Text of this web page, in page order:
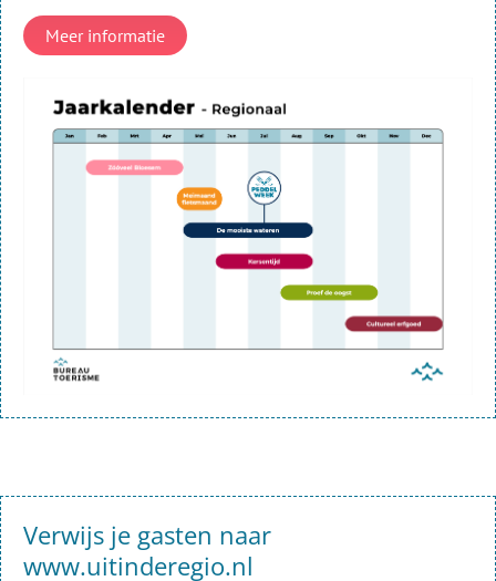
Meer informatie
Verwijs je gasten naar
www.uitinderegio.nl